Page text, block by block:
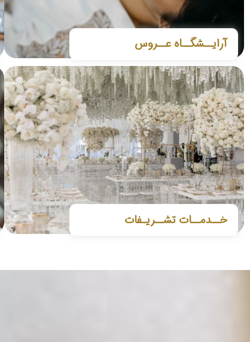
آرایــشگــاه عــروس
خــدمــات تشــریـفات